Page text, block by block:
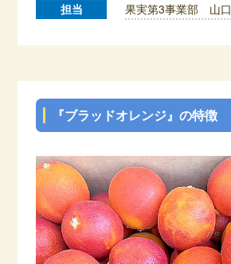
担当
果実第3事業部 山口
『ブラッドオレンジ』の特徴